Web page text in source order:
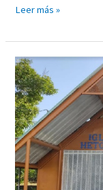
Leer más »
IGLESIA
EVANGÉLICA
METODISTA
AVANZADA
BELEN